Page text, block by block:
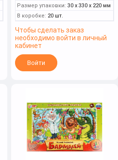
Размер упаковки: 30 x 330 x 220 мм
В коробке: 20 шт.
Чтобы сделать заказ
необходимо войти в личный
кабинет
Войти